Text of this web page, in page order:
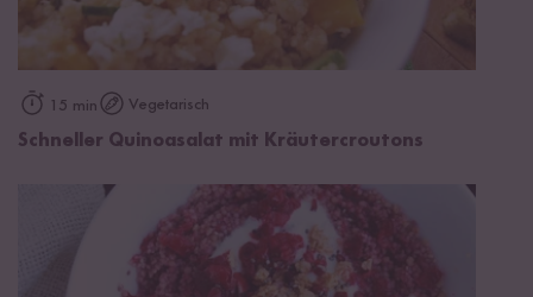
15 min Vegetarisch
Schneller Quinoasalat mit Kräutercroutons